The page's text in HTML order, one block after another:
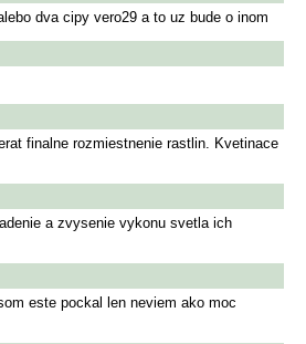
dva cipy vero29 a to uz bude o inom
finalne rozmiestnenie rastlin. Kvetinace
a zvysenie vykonu svetla ich
este pockal len neviem ako moc